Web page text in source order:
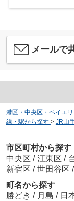
メールで
港区・中央区・ベイエ
線・駅から探す > JR山
市区町村から探す
中央区 / 江東区 /
新宿区 / 世田谷区 /
町名から探す
勝どき / 月島 / 日